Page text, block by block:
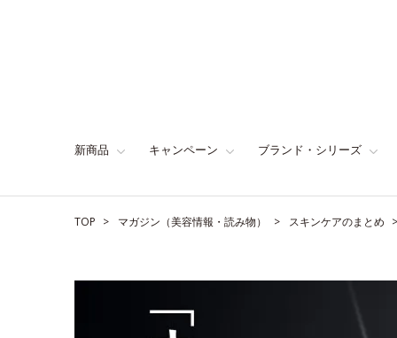
新商品 キャンペーン ブランド・シリーズ
TOP マガジン（美容情報・読み物） スキンケアのまとめ